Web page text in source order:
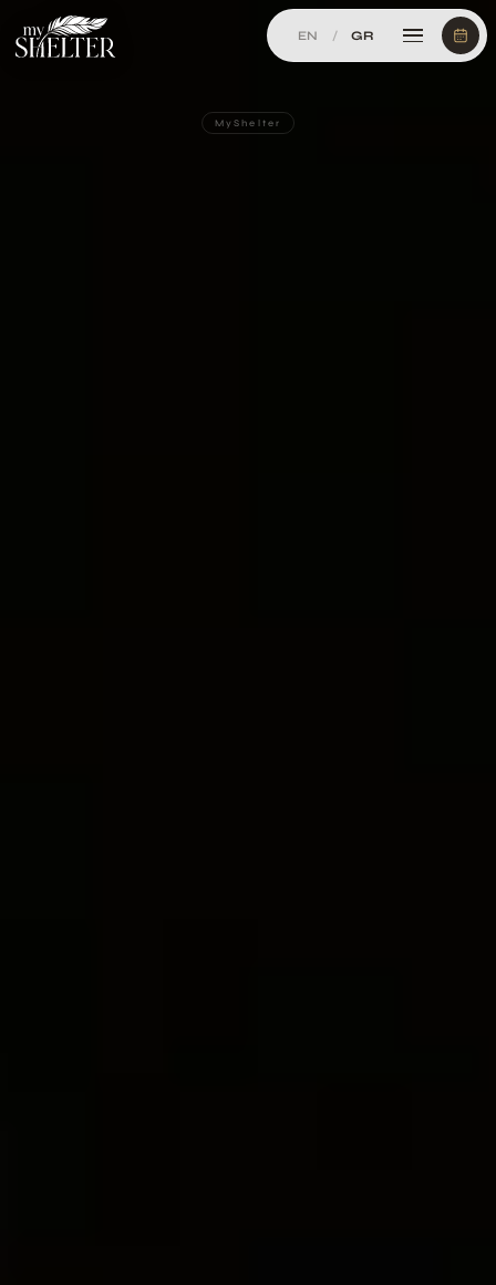
EN / GR
MyShelter